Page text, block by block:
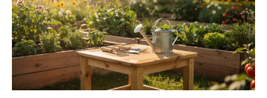
grâce à l'observation
naturelle, s'amuser et
permettre aux enfants de
voir un monde plus beau
PRATIQUE ET
LARGEMENT APPLICABLE
——le jouet télescope a
une poignée
antidérapante et peut
sens de l'observation et
leur curiosité – un outil
pratique pour des
activités extérieures
partagées en famille
connaissances humanistes des enfants grâce à
l'observation naturelle, s'amuser et permettre aux
enfants de voir un monde plus beau
PRATIQUE
ET LARGEMENT APPLICABLE——le jouet télescope a
une poignée antidérapante et peut ajuster la
largeur de la distance des yeux. Il convient aux
enfants d'âges différents. C'est aussi un jouet
d'extérieur adapté aux sports et aux jeux de plein
air. Il peut observer des oiseaux, des animaux, des